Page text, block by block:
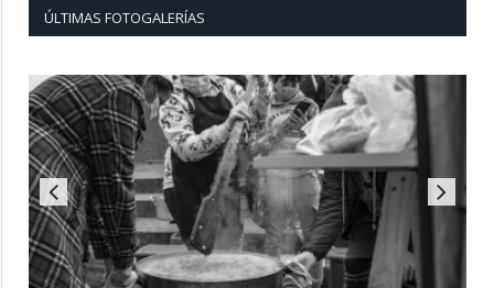
ÚLTIMAS FOTOGALERÍAS